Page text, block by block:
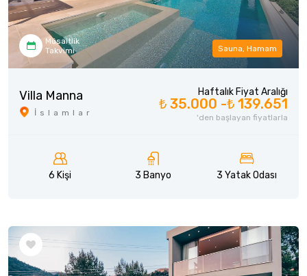
Müsaitlik
Takvimi
Sauna, Hamam
Villa Manna
İslamlar
Haftalık Fiyat Aralığı
₺ 35.000 -₺ 139.651
'den başlayan fiyatlarla
6 Kişi 3 Banyo 3 Yatak Odası